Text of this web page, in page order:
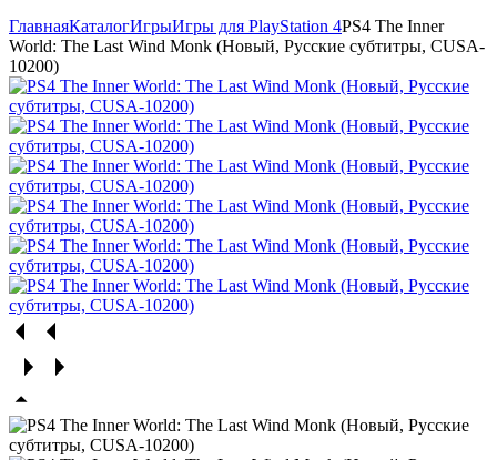
ГлавнаяКаталогИгрыИгры для PlayStation 4PS4 The Inner
World: The Last Wind Monk (Новый, Русские субтитры, CUSA-
10200)